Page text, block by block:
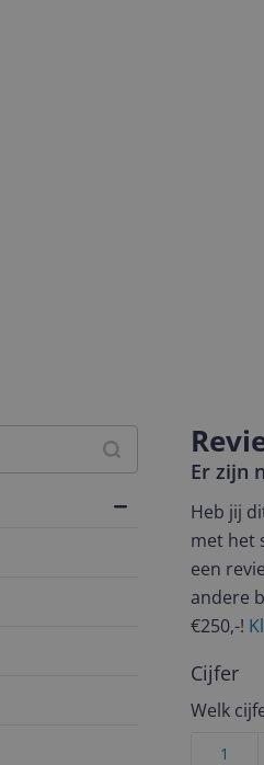
Er zijn
Heb jij
met het
een
andere
€250,-!
Cijfer
Welk
1